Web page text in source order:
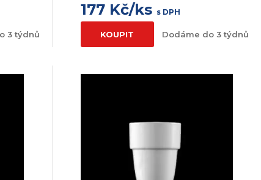
3 týdnů
177 Kč/ks s DPH
KOUPIT Dodáme do 3 týdnů